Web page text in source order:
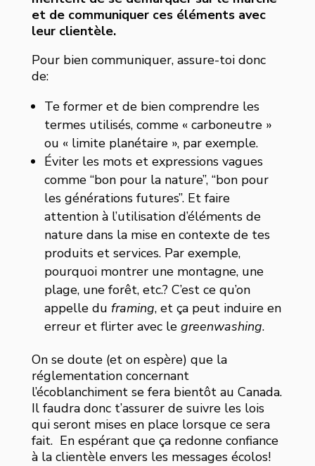
et de communiquer ces éléments avec
leur clientèle.
Pour bien communiquer, assure-toi donc
de:
Te former et de bien comprendre les
termes utilisés, comme « carboneutre »
ou « limite planétaire », par exemple.
Éviter les mots et expressions vagues
comme “bon pour la nature”, “bon pour
les générations futures”. Et faire
attention à l’utilisation d’éléments de
nature dans la mise en contexte de tes
produits et services. Par exemple,
pourquoi montrer une montagne, une
plage, une forêt, etc.? C’est ce qu’on
appelle du framing, et ça peut induire en
erreur et flirter avec le greenwashing.
On se doute (et on espère) que la
réglementation concernant
l’écoblanchiment se fera bientôt au Canada.
Il faudra donc t’assurer de suivre les lois
qui seront mises en place lorsque ce sera
fait. En espérant que ça redonne confiance
à la clientèle envers les messages écolos!